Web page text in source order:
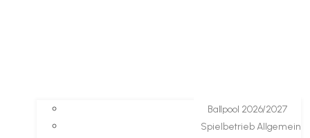
Ballpool 2026/2027
Spielbetrieb Allgemein